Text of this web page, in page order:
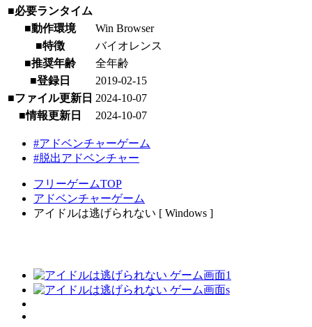
■必要ランタイム
■動作環境
Win Browser
■特徴
バイオレンス
■推奨年齢
全年齢
■登録日
2019-02-15
■ファイル更新日 2024-10-07
■情報更新日
2024-10-07
#アドベンチャーゲーム
#脱出アドベンチャー
フリーゲームTOP
アドベンチャーゲーム
アイドルは逃げられない [ Windows ]